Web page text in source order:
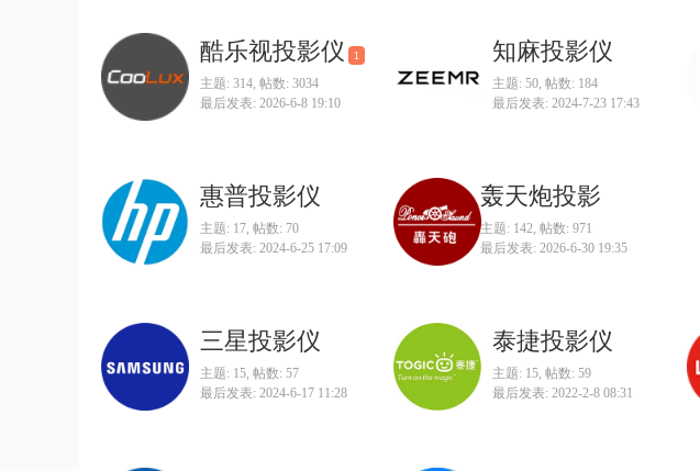
酷乐视投影仪 1
主题: 314, 帖数: 3034
最后发表: 2026-6-8 19:10
知麻投影仪
主题: 50, 帖数: 184
最后发表: 2024-7-23 17:43
惠普投影仪
主题: 17, 帖数: 70
最后发表: 2024-6-25 17:09
轰天炮投影
主题: 142, 帖数: 971
最后发表: 2026-6-30 19:35
三星投影仪
主题: 15, 帖数: 57
最后发表: 2024-6-17 11:28
泰捷投影仪
主题: 15, 帖数: 59
最后发表: 2022-2-8 08:31